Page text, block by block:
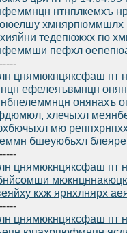
нтнплкемхъ
тедепюжхх гю
пефхл
цнямюкнцяксфаш пт
ефелеяъвмнцн
онянахъ
хлечыхл
мю
бшеуюбьхл
цнямюкнцяксфаш пт
кхж ярнхлнярх
цнямюкнцяксфаш пт